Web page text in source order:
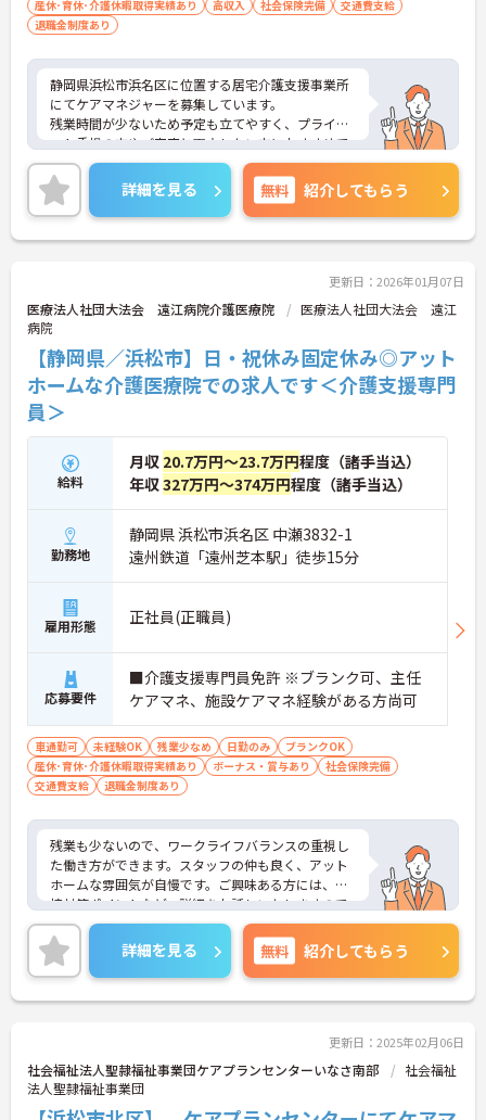
産休･育休･介護休暇取得実績あり
高収入 社会保険完備
交通費支給
退職金制度あり
静岡県浜松市浜名区に位置する居宅介護支援事業所
にてケアマネジャーを募集しています。
残業時間が少ないため予定も立てやすく、プライベ
ート重視の方やご家庭と両立したい方におすすめで
す。
ご興味ある方には、面接対策ポイントなど、さらに
詳細をお話しいたしますのでお気軽にご相談くださ
い。
詳細を見る 無料 紹介してもらう
更新日：2026年01月07日
医療法人社団大法会 遠江病院介護医療院
医療法人社団大法会 遠江
病院
【静岡県／浜松市】日・祝休み固定休み◎アット
ホームな介護医療院での求人です＜介護支援専門
員＞
給料
月収 20.7万円～23.7万円程度（諸手当込）
年収327万円～374万円程度（諸手当込）
勤務地
静岡県 浜松市浜名区 中瀬3832-1
遠州鉄道「遠州芝本駅」徒歩15分
雇用形態 正社員(正職員)
応募要件
■介護支援専門員免許 ※ブランク可、主任
ケアマネ、施設ケアマネ経験がある方尚可
車通勤可 未経験OK 残業少なめ 日勤のみ
ブランクOK
産休･育休･介護休暇取得実績あり
ボーナス・賞与あり
社会保険完備
交通費支給
退職金制度あり
残業も少ないので、ワークライフバランスの重視し
た働き方ができます。スタッフの仲も良く、アット
ホームな雰囲気が自慢です。ご興味ある方には、面
接対策ポイントなど、詳細をお話しいたしますので
お気軽にご相談ください。
詳細を見る 無料 紹介してもらう
更新日：2025年02月06日
社会福祉法人聖隷福祉事業団ケアプランセンターいなさ南部
社会福祉
法人聖隷福祉事業団